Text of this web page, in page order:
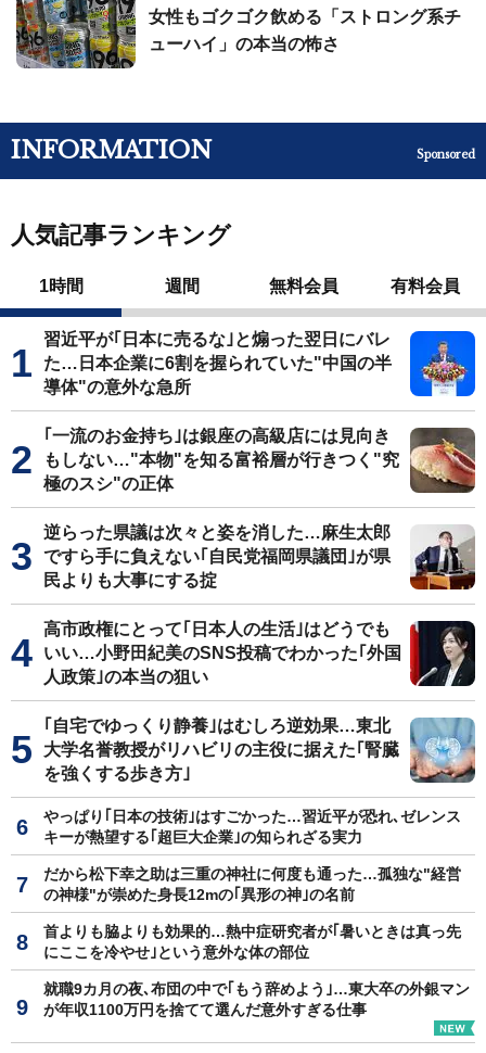
女性もゴクゴク飲める「ストロング系チ
ューハイ」の本当の怖さ
INFORMATION Sponsored
人気記事ランキング
1時間 週間 無料会員 有料会員
習近平が｢日本に売るな｣と煽った翌日にバレ
た…日本企業に6割を握られていた"中国の半
導体"の意外な急所
｢一流のお金持ち｣は銀座の高級店には見向き
もしない…"本物"を知る富裕層が行きつく"究
極のスシ"の正体
逆らった県議は次々と姿を消した…麻生太郎
ですら手に負えない｢自民党福岡県議団｣が県
民よりも大事にする掟
高市政権にとって｢日本人の生活｣はどうでも
いい…小野田紀美のSNS投稿でわかった｢外国
人政策｣の本当の狙い
｢自宅でゆっくり静養｣はむしろ逆効果…東北
大学名誉教授がリハビリの主役に据えた｢腎臓
を強くする歩き方｣
やっぱり｢日本の技術｣はすごかった…習近平が恐れ､ゼレンス
キーが熱望する｢超巨大企業｣の知られざる実力
だから松下幸之助は三重の神社に何度も通った…孤独な"経営
の神様"が崇めた身長12mの｢異形の神｣の名前
首よりも脇よりも効果的…熱中症研究者が｢暑いときは真っ先
にここを冷やせ｣という意外な体の部位
就職9カ月の夜､布団の中で｢もう辞めよう｣…東大卒の外銀マン
が年収1100万円を捨てて選んだ意外すぎる仕事